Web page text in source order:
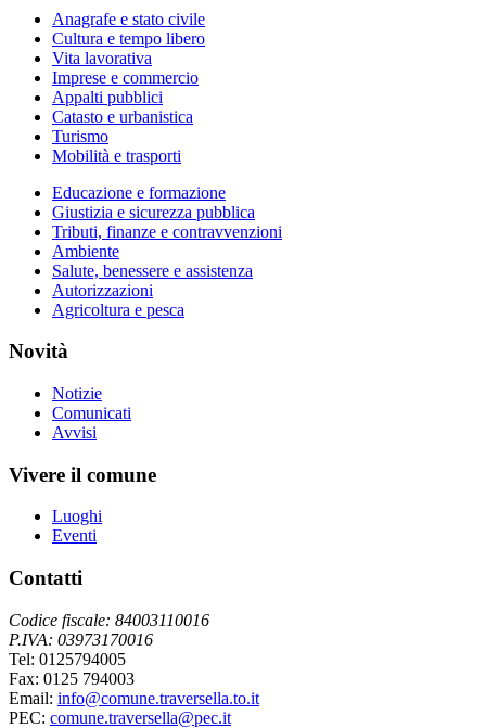
Anagrafe e stato civile
Cultura e tempo libero
Vita lavorativa
Imprese e commercio
Appalti pubblici
Catasto e urbanistica
Turismo
Mobilità e trasporti
Educazione e formazione
Giustizia e sicurezza pubblica
Tributi, finanze e contravvenzioni
Ambiente
Salute, benessere e assistenza
Autorizzazioni
Agricoltura e pesca
Novità
Notizie
Comunicati
Avvisi
Vivere il comune
Luoghi
Eventi
Contatti
Codice fiscale: 84003110016
P.IVA: 03973170016
Tel: 0125794005
Fax: 0125 794003
Email: info@comune.traversella.to.it
PEC: comune.traversella@pec.it